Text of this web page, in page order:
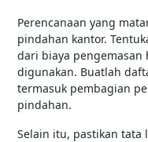
Perencanaan yang
pindahan kantor.
dari biaya pengemasan
digunakan. Buatlah
termasuk pembagian
pindahan.
Selain itu, pastikan tata